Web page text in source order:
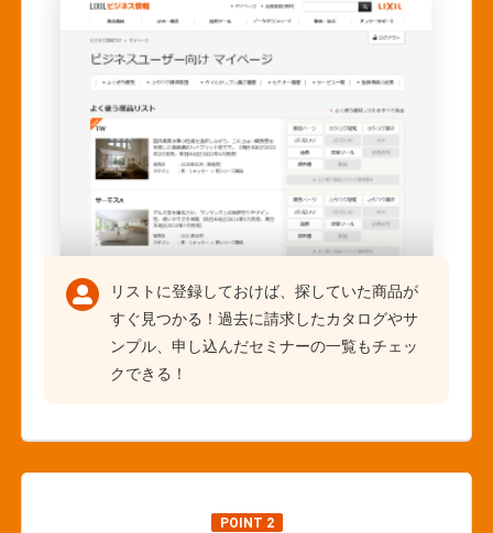
リストに登録しておけば、探していた商品が
すぐ見つかる！過去に請求したカタログやサ
ンプル、申し込んだセミナーの一覧もチェッ
クできる！
POINT 2